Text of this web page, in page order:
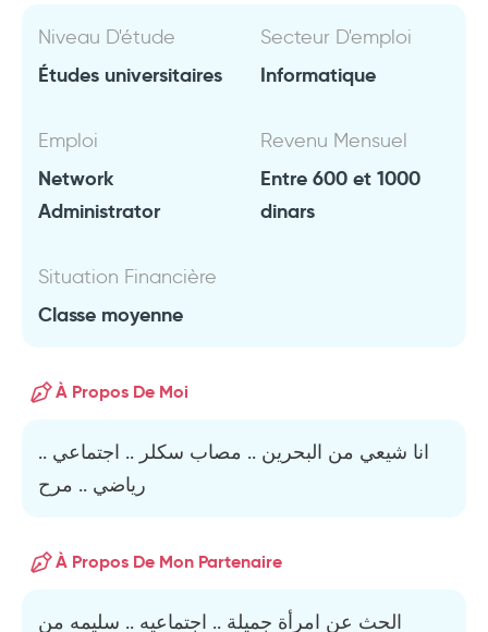
Niveau D'étude
Études universitaires
Secteur D'emploi
Informatique
Emploi
Network
Administrator
Revenu Mensuel
Entre 600 et 1000
dinars
Situation Financière
Classe moyenne
À Propos De Moi
انا شيعي من البحرين .. مصاب سكلر .. اجتماعي ..
رياضي .. مرح
À Propos De Mon Partenaire
الحث عن امرأة جميلة .. اجتماعيه .. سليمه من